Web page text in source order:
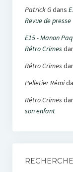
Patrick Gdans
Revue de presse
E15 - Manon
Rétro Crimes
Rétro Crimes
Pelletier Rémi
Rétro Crimes
son enfant